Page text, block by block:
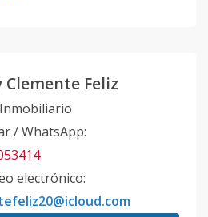
Clemente Feliz
/ WhatsApp:
electrónico: